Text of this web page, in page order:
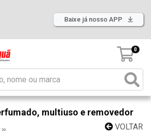
Baixe já nosso APP
0
multiuso e removedor
VOLTAR